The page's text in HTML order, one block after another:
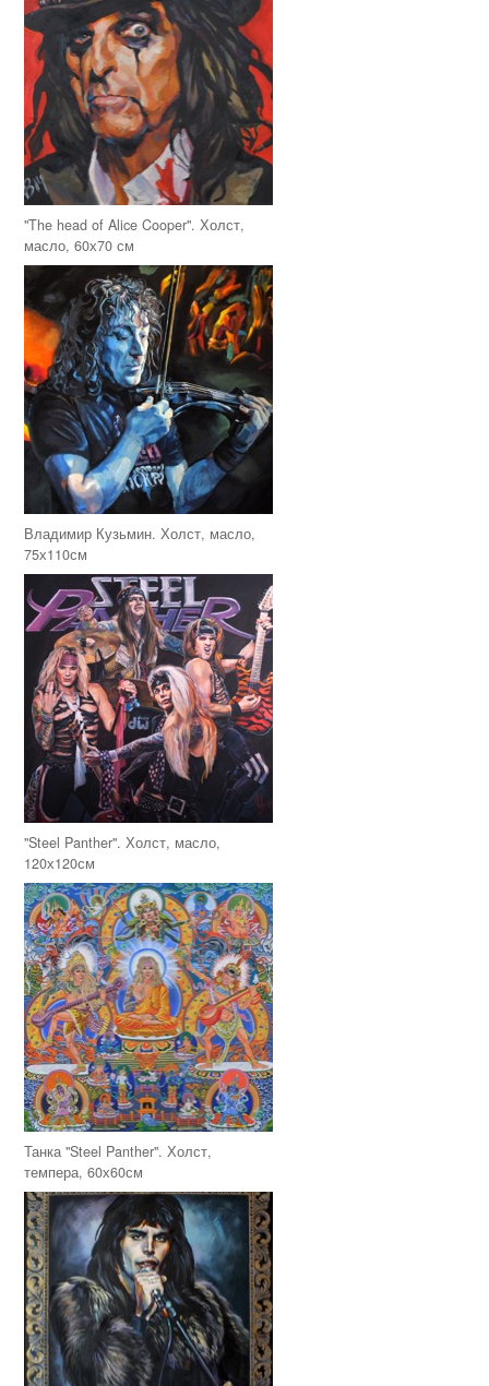
"The head of Alice Cooper". Холст,
масло, 60х70 см
Владимир Кузьмин. Холст, масло,
75х110см
"Steel Panther". Холст, масло,
120х120см
Танка "Steel Panther". Холст,
темпера, 60х60см